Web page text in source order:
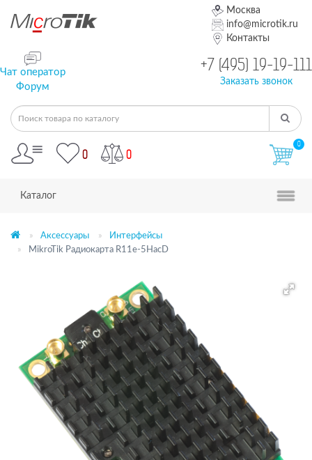
Москва
info@microtik.ru
Контакты
Чат оператор
Форум
+7 (495) 19-19-111
Заказать звонок
0 0
0
Каталог
Аксессуары
Интерфейсы
MikroTik Радиокарта R11e-5HacD